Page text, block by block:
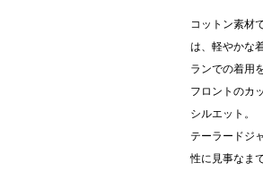
コットン素材
は、軽やかな
ランでの着用
フロントのカ
シルエット。
テーラードジ
性に見事なま